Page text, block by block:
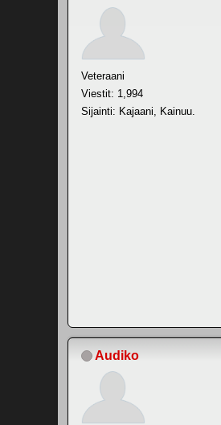
Veteraani
Viestit: 1,994
Sijainti: Kajaani, Kainuu.
Audiko